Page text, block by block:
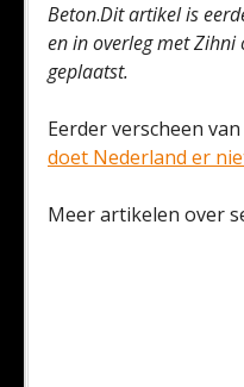
Beton.Dit artikel is
en in overleg met
geplaatst.
Eerder verscheen
doet Nederland er
Meer artikelen over